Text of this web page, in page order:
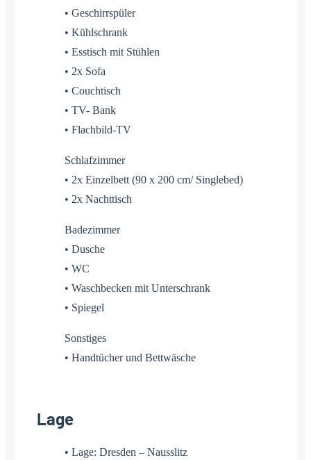
• Geschirrspüler
• Kühlschrank
• Esstisch mit Stühlen
• 2x Sofa
• Couchtisch
• TV- Bank
• Flachbild-TV
Schlafzimmer
• 2x Einzelbett (90 x 200 cm/ Singlebed)
• 2x Nachttisch
Badezimmer
• Dusche
• WC
• Waschbecken mit Unterschrank
• Spiegel
Sonstiges
• Handtücher und Bettwäsche
Lage
• Lage: Dresden – Nausslitz